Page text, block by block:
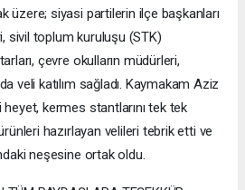
üzere; siyasi partilerin ilçe başkanları
sivil toplum kuruluşu (STK)
çevre okulların müdürleri,
veli katılım sağladı. Kaymakam Aziz
kermes stantlarını tek tek
hazırlayan velileri tebrik etti ve
neşesine ortak oldu.